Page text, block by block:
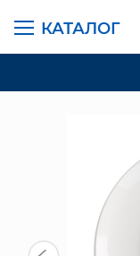
КАТАЛОГ
ГЛАВНАЯ СТРАНИЦА